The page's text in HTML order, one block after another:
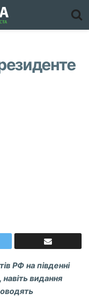
РФ на південні
видання